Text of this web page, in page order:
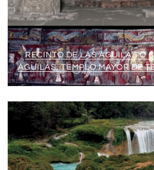
RECINTO DE LAS ÁGUILAS O
ÁGUILAS, TEMPLO MAYOR DE